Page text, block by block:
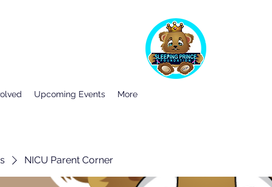
Upcoming Events More
NICU Parent Corner